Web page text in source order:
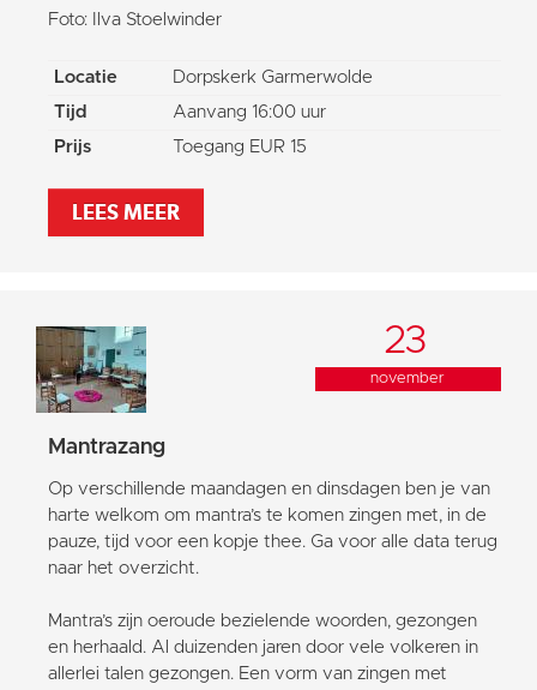
Foto: Ilva Stoelwinder
Locatie
Dorpskerk Garmerwolde
Tijd
Aanvang 16:00 uur
Prijs
Toegang EUR 15
LEES MEER
23
november
Mantrazang
Op verschillende maandagen en dinsdagen ben je van
harte welkom om mantra’s te komen zingen met, in de
pauze, tijd voor een kopje thee. Ga voor alle data terug
naar het overzicht.
Mantra’s zijn oeroude bezielende woorden, gezongen
en herhaald. Al duizenden jaren door vele volkeren in
allerlei talen gezongen. Een vorm van zingen met